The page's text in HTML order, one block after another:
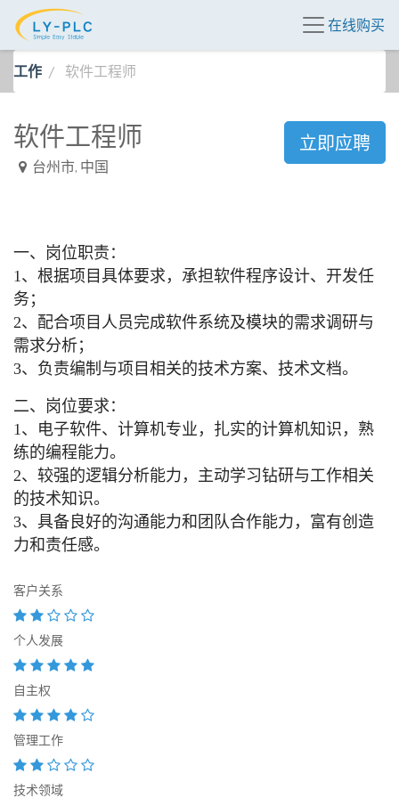
在线购买
工作 软件工程师
立即应聘
软件工程师
台州市, 中国
一、岗位职责：
1、根据项目具体要求，承担软件程序设计、开发任
务；
2、配合项目人员完成软件系统及模块的需求调研与
需求分析；
3、负责编制与项目相关的技术方案、技术文档。
二、岗位要求：
1、电子软件、计算机专业，扎实的计算机知识，熟
练的编程能力。
2、较强的逻辑分析能力，主动学习钻研与工作相关
的技术知识。
3、具备良好的沟通能力和团队合作能力，富有创造
力和责任感。
客户关系
个人发展
自主权
管理工作
技术领域